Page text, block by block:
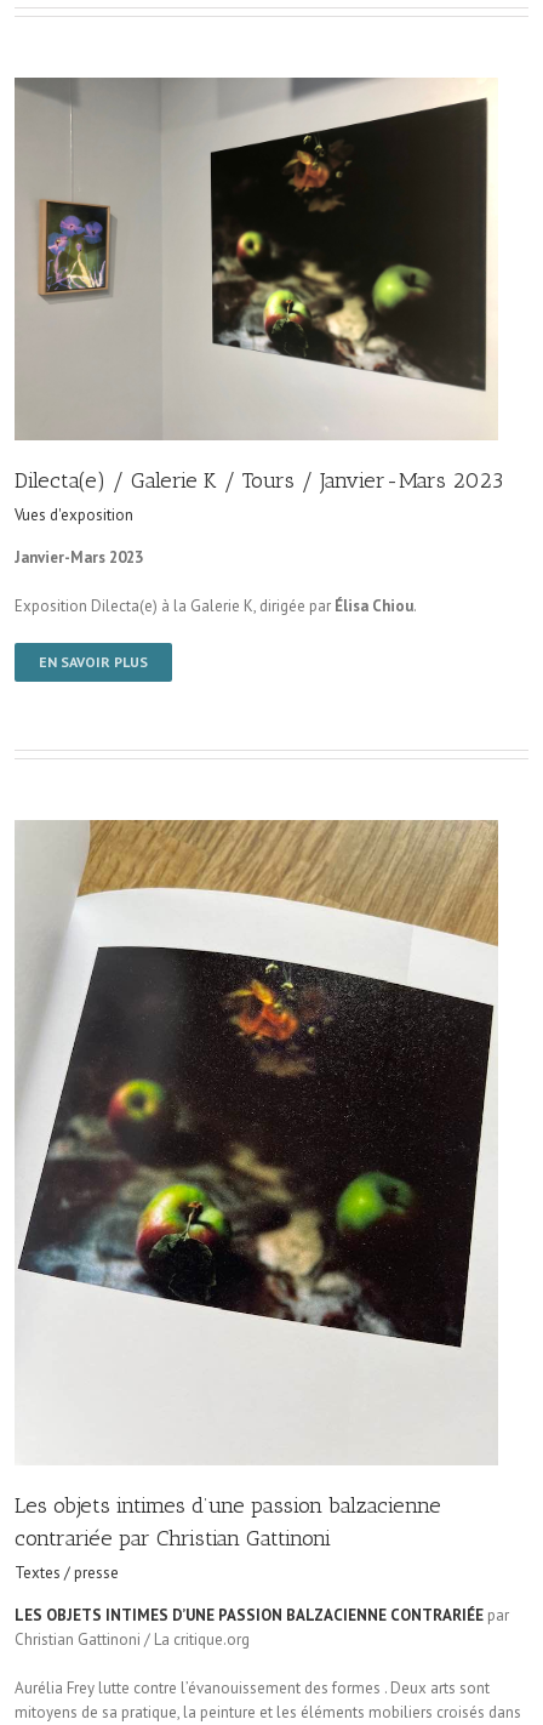
Dilecta(e) / Galerie K / Tours / Janvier-Mars 2023
Vues d'exposition
Janvier-Mars 2023
Exposition Dilecta(e) à la Galerie K, dirigée par Élisa Chiou.
EN SAVOIR PLUS
Les objets intimes d’une passion balzacienne
contrariée par Christian Gattinoni
Textes / presse
LES OBJETS INTIMES D’UNE PASSION BALZACIENNE CONTRARIÉE par
Christian Gattinoni / La critique.org
Aurélia Frey lutte contre l’évanouissement des formes . Deux arts sont
mitoyens de sa pratique, la peinture et les éléments mobiliers croisés dans